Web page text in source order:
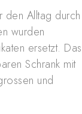
den Alltag durch
wurden
ersetzt. Das
Schrank mit
und